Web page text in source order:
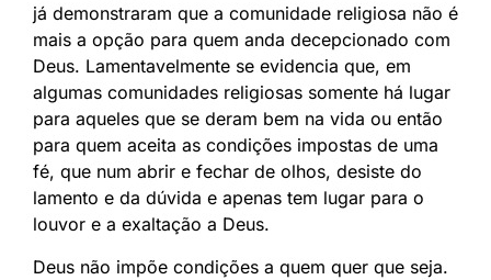
já demonstraram que a comunidade religiosa não é
mais a opção para quem anda decepcionado com
Deus. Lamentavelmente se evidencia que, em
algumas comunidades religiosas somente há lugar
para aqueles que se deram bem na vida ou então
para quem aceita as condições impostas de uma
fé, que num abrir e fechar de olhos, desiste do
lamento e da dúvida e apenas tem lugar para o
louvor e a exaltação a Deus.
Deus não impõe condições a quem quer que seja.